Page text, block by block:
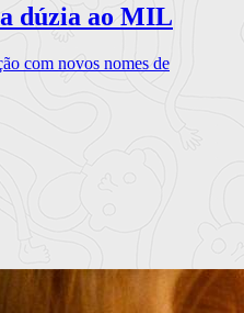
dúzia ao MIL
com novos nomes de